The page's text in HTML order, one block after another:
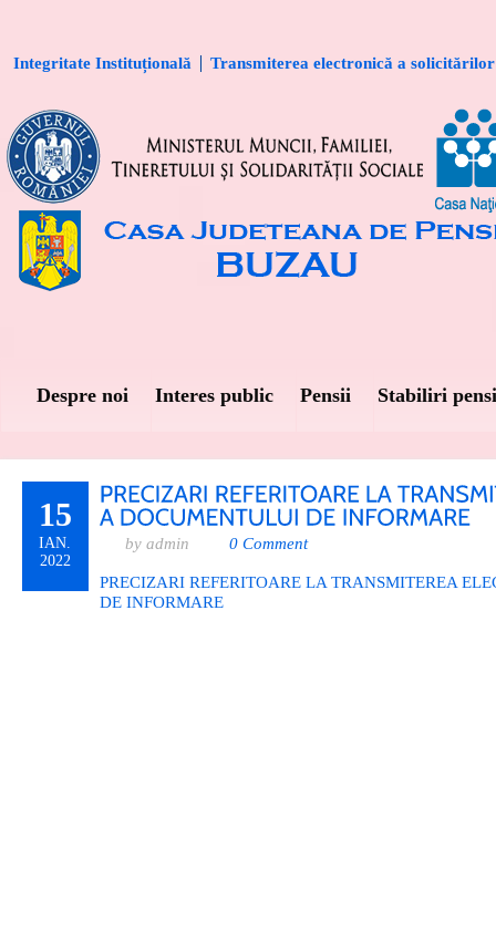
Integritate Instituțională Transmiterea electronică a solicitărilor
Despre noi Interes public Pensii Stabiliri
15
IAN.
2022
by admin 0 Comment
PRECIZARI REFERITOARE LA TRANSMITEREA
DE INFORMARE